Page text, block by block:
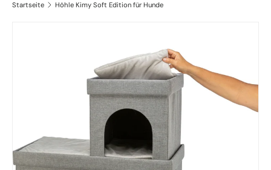
Startseite Höhle Kimy Soft Edition für Hunde